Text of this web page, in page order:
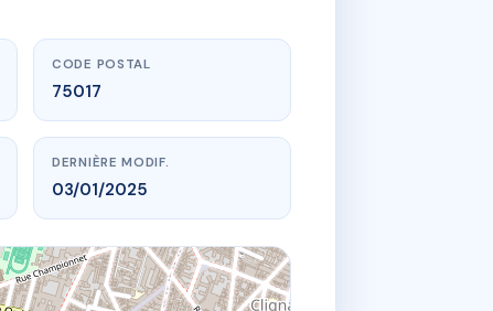
CODE POSTAL
75017
DERNIÈRE MODIF.
03/01/2025